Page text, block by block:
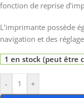
fonction de reprise
L’imprimante possède
navigation et des
1 en stock (peut être
- +